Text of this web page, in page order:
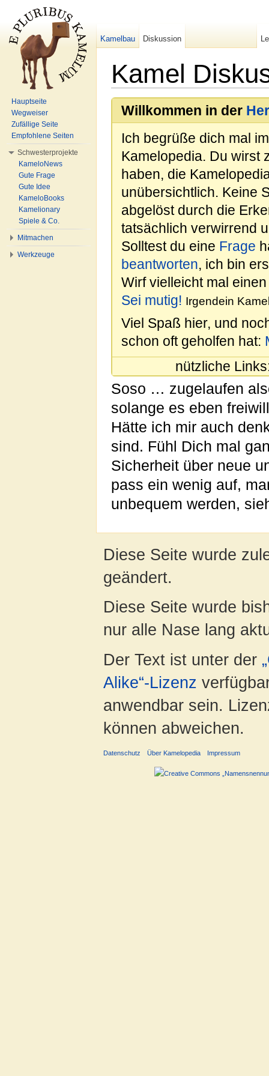
Kamel
Willkommen in der
Ich begrüße dich mal
Kamelopedia. Du wirst
haben, die
unübersichtlich. Keine
abgelöst durch die
tatsächlich verwirrend
Solltest du eine Frage
beantworten, ich bin
Wirf vielleicht mal
Sei mutig! Irgendein
Viel Spaß hier, und
schon oft geholfen hat:
nützliche
Soso … zugelaufen
solange es eben
Hätte ich mir auch
sind. Fühl Dich mal
Sicherheit über neue
pass ein wenig auf,
unbequem werden,
Kamelbau Diskussion
Hauptseite
Wegweiser
Zufällige Seite
Empfohlene Seiten
Schwesterprojekte
KameloNews
Gute Frage
Gute Idee
KameloBooks
Kamelionary
Spiele & Co.
Mitmachen
Werkzeuge
Diese Seite wurde
geändert.
Diese Seite wurde
nur alle Nase lang
Der Text ist unter der
Alike“-Lizenz
anwendbar sein.
können abweichen.
Datenschutz Über Kamelopedia Impressum